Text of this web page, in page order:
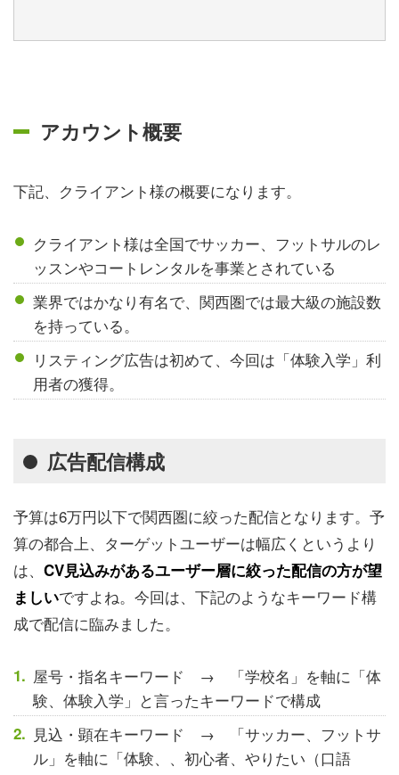
アカウント概要
下記、クライアント様の概要になります。
クライアント様は全国でサッカー、フットサルのレ
ッスンやコートレンタルを事業とされている
業界ではかなり有名で、関西圏では最大級の施設数
を持っている。
リスティング広告は初めて、今回は「体験入学」利
用者の獲得。
広告配信構成
予算は6万円以下で関西圏に絞った配信となります。予
算の都合上、ターゲットユーザーは幅広くというより
は、 CV見込みがあるユーザー層に絞った配信の方が望
ましいですよね。今回は、下記のようなキーワード構
成で配信に臨みました。
屋号・指名キーワード → 「学校名」を軸に「体
験、体験入学」と言ったキーワードで構成
見込・顕在キーワード → 「サッカー、フットサ
ル」を軸に「体験、、初心者、やりたい（口語